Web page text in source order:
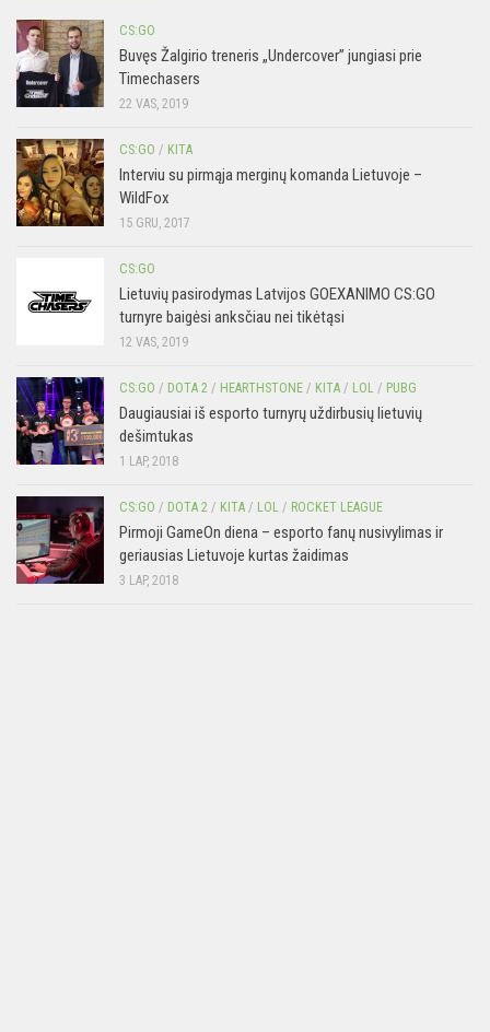
CS:GO
Buvęs Žalgirio treneris „Undercover” jungiasi prie
Timechasers
22 VAS, 2019
CS:GO / KITA
Interviu su pirmąja merginų komanda Lietuvoje –
WildFox
15 GRU, 2017
CS:GO
Lietuvių pasirodymas Latvijos GOEXANIMO CS:GO
turnyre baigėsi anksčiau nei tikėtąsi
12 VAS, 2019
CS:GO / DOTA 2 / HEARTHSTONE / KITA / LOL / PUBG
Daugiausiai iš esporto turnyrų uždirbusių lietuvių
dešimtukas
1 LAP, 2018
CS:GO / DOTA 2 / KITA / LOL / ROCKET LEAGUE
Pirmoji GameOn diena – esporto fanų nusivylimas ir
geriausias Lietuvoje kurtas žaidimas
3 LAP, 2018